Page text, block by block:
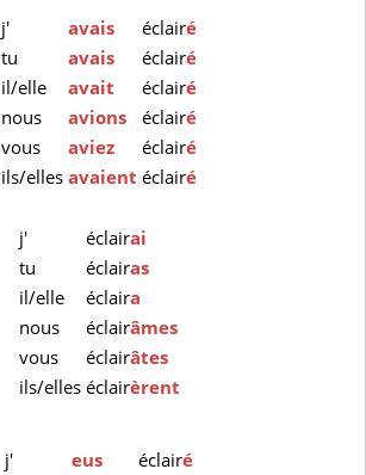
j'
avais éclairé
tu
avais éclairé
il/elle
avait éclairé
nous
avions éclairé
vous
aviez éclairé
ils/ellesavaient éclairé
j'
éclairai
tu
éclairas
il/elle
éclaira
nous
éclairâmes
vous
éclairâtes
ils/elles éclairèrent
j'
eus éclairé